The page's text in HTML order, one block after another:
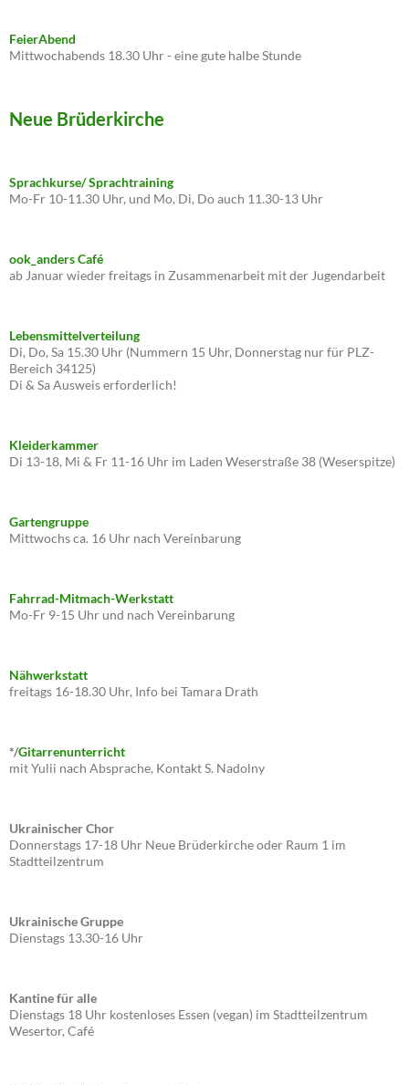
FeierAbend
Mittwochabends 18.30 Uhr - eine gute halbe Stunde
Neue Brüderkirche
Sprachkurse/ Sprachtraining
Mo-Fr 10-11.30 Uhr, und Mo, Di, Do auch 11.30-13 Uhr
ook_anders Café
ab Januar wieder freitags in Zusammenarbeit mit der Jugendarbeit
Lebensmittelverteilung
Di, Do, Sa 15.30 Uhr (Nummern 15 Uhr, Donnerstag nur für PLZ-
Bereich 34125)
Di & Sa Ausweis erforderlich!
Kleiderkammer
Di 13-18, Mi & Fr 11-16 Uhr im Laden Weserstraße 38 (Weserspitze)
Gartengruppe
Mittwochs ca. 16 Uhr nach Vereinbarung
Fahrrad-Mitmach-Werkstatt
Mo-Fr 9-15 Uhr und nach Vereinbarung
Nähwerkstatt
freitags 16-18.30 Uhr, Info bei Tamara Drath
*/Gitarrenunterricht
mit Yulii nach Absprache, Kontakt S. Nadolny
Ukrainischer Chor
Donnerstags 17-18 Uhr Neue Brüderkirche oder Raum 1 im
Stadtteilzentrum
Ukrainische Gruppe
Dienstags 13.30-16 Uhr
Kantine für alle
Dienstags 18 Uhr kostenloses Essen (vegan) im Stadtteilzentrum
Wesertor, Café